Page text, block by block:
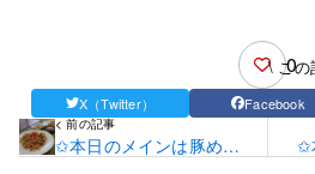
0
\ この
X（Twitter） Facebook
< 前の記事
✩本日のメインは豚めし
✩